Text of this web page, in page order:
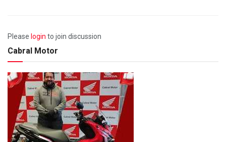
Please login to join discussion
Cabral Motor